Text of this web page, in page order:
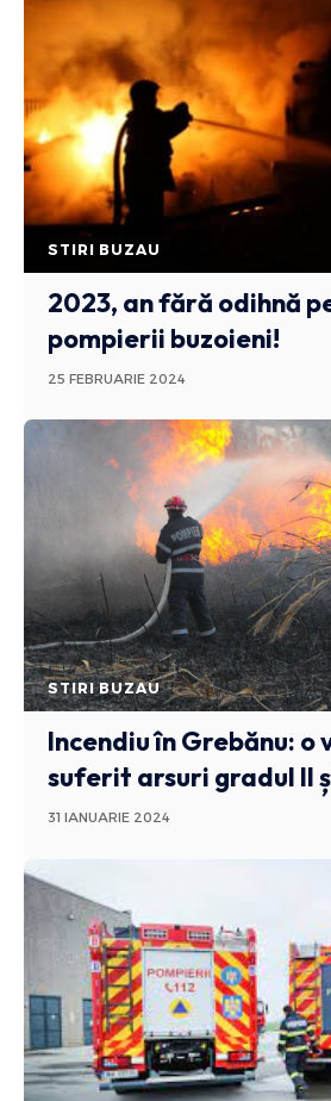
STIRI BUZAU
2023, an fără odihnă
pompierii buzoieni!
25 FEBRUARIE 2024
STIRI BUZAU
Incendiu în Grebănu: o
suferit arsuri gradul II
31 IANUARIE 2024